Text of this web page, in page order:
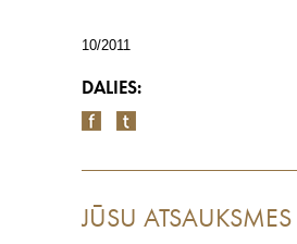
10/2011
DALIES:
JŪSU ATSAUKSMES